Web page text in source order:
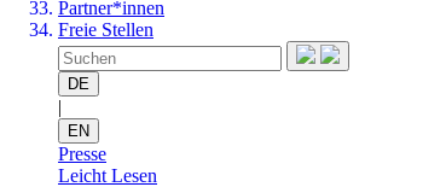
Partner*innen
Freie Stellen
DE
|
EN
Presse
Leicht Lesen